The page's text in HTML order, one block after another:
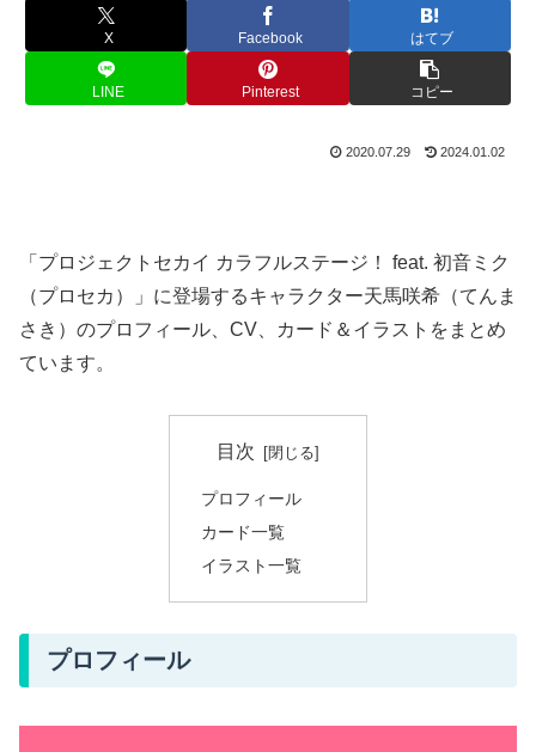
X Facebook はてブ
LINE Pinterest コピー
2020.07.29 2024.01.02
「プロジェクトセカイ カラフルステージ！ feat. 初音ミク
（プロセカ）」に登場するキャラクター天馬咲希（てんま
さき）のプロフィール、CV、カード＆イラストをまとめ
ています。
目次
プロフィール
カード一覧
イラスト一覧
プロフィール